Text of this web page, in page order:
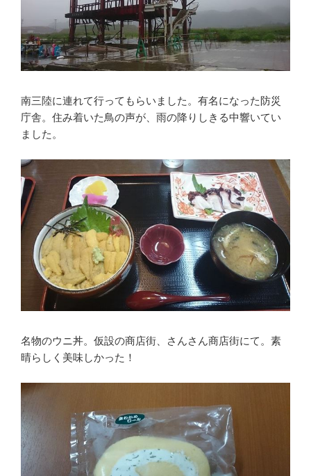
南三陸に連れて行ってもらいました。有名になった防災
庁舎。住み着いた鳥の声が、雨の降りしきる中響いてい
ました。
名物のウニ丼。仮設の商店街、さんさん商店街にて。素
晴らしく美味しかった！